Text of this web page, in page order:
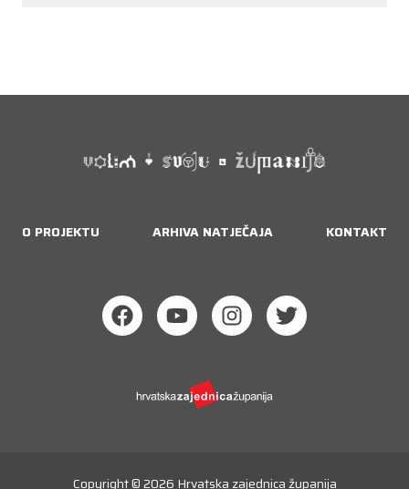
O projektu
O PROJEKTU ARHIVA NATJEČAJA KONTAKT
Copyright © 2026 Hrvatska zajednica županija